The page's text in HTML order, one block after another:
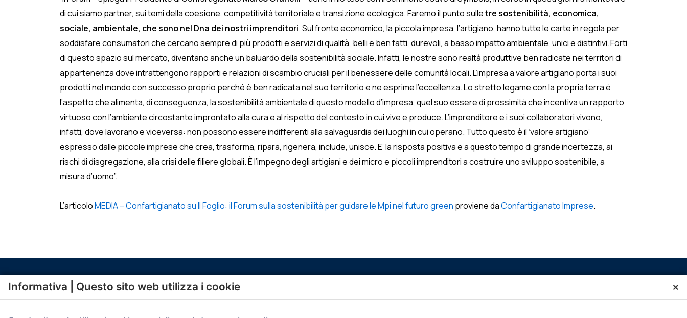
di cui siamo partner, sui temi della coesione, competitività territoriale e transizione ecologica. Faremo il punto sulletre sostenibilità, economica,
sociale, ambientale, che sono nel Dna dei nostri imprenditori. Sul fronte economico, la piccola impresa, l’artigiano, hanno tutte le carte in regola per
soddisfare consumatori che cercano sempre di più prodotti e servizi di qualità, belli e ben fatti, durevoli, a basso impatto ambientale, unici e distintivi. Forti
di questo spazio sul mercato, diventano anche un baluardo della sostenibilità sociale. Infatti, le nostre sono realtà produttive ben radicate nei territori di
appartenenza dove intrattengono rapporti e relazioni di scambio cruciali per il benessere delle comunità locali. L’impresa a valore artigiano porta i suoi
prodotti nel mondo con successo proprio perché è ben radicata nel suo territorio e ne esprime l’eccellenza. Lo stretto legame con la propria terra è
l’aspetto che alimenta, di conseguenza, la sostenibilità ambientale di questo modello d’impresa, quel suo essere di prossimità che incentiva un rapporto
virtuoso con l’ambiente circostante improntato alla cura e al rispetto del contesto in cui vive e produce. L’imprenditore e i suoi collaboratori vivono,
infatti, dove lavorano e viceversa: non possono essere indifferenti alla salvaguardia dei luoghi in cui operano. Tutto questo è il ‘valore artigiano’
espresso dalle piccole imprese che crea, trasforma, ripara, rigenera, include, unisce. E’ la risposta positiva e a questo tempo di grande incertezza, ai
rischi di disgregazione, alla crisi delle filiere globali. È l’impegno degli artigiani e dei micro e piccoli imprenditori a costruire uno sviluppo sostenibile, a
misura d’uomo”.
L’articoloMEDIA – Confartigianato su Il Foglio: il Forum sulla sostenibilità per guidare le Mpi nel futuro green proviene daConfartigianato Imprese.
Menù
Informativa | Questo sito web utilizza i cookie ×